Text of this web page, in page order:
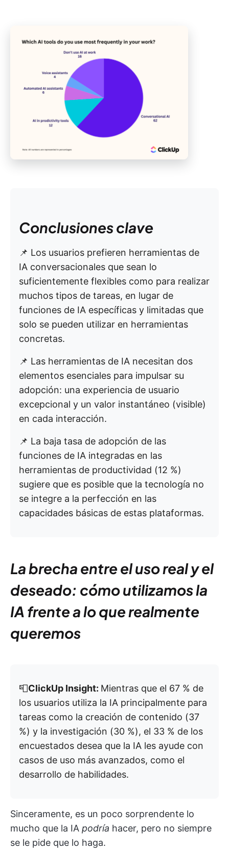
Conclusiones clave
📌 Los usuarios prefieren herramientas de
IA conversacionales que sean lo
suficientemente flexibles como para realizar
muchos tipos de tareas, en lugar de
funciones de IA específicas y limitadas que
solo se pueden utilizar en herramientas
concretas.
📌 Las herramientas de IA necesitan dos
elementos esenciales para impulsar su
adopción: una experiencia de usuario
excepcional y un valor instantáneo (visible)
en cada interacción.
📌 La baja tasa de adopción de las
funciones de IA integradas en las
herramientas de productividad (12 %)
sugiere que es posible que la tecnología no
se integre a la perfección en las
capacidades básicas de estas plataformas.
La brecha entre el uso real y el
deseado: cómo utilizamos la
IA frente a lo que realmente
queremos
📮ClickUp Insight: Mientras que el 67 % de
los usuarios utiliza la IA principalmente para
tareas como la creación de contenido (37
%) y la investigación (30 %), el 33 % de los
encuestados desea que la IA les ayude con
casos de uso más avanzados, como el
desarrollo de habilidades.
Sinceramente, es un poco sorprendente lo
mucho que la IA podría hacer, pero no siempre
se le pide que lo haga.